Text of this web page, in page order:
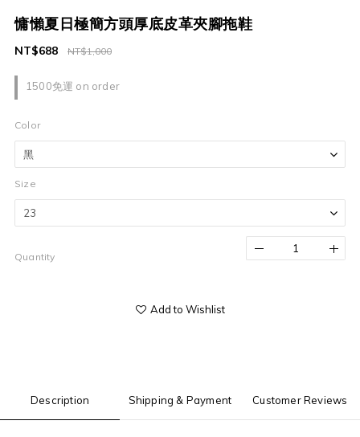
慵懶夏日極簡方頭厚底皮革夾腳拖鞋
1500免運 on order
NT$1,000
NT$688
Color
Size
Quantity
Add to Wishlist
Description Shipping & Payment Customer Reviews